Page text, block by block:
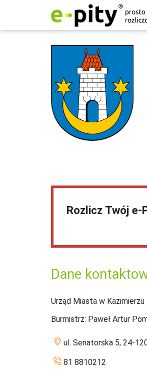
Rozlicz Twój e-
Dane
Urząd Miasta w Kazimierzu
Burmistrz: Paweł Artur
ul. Senatorska 5, 24-
81 8810212